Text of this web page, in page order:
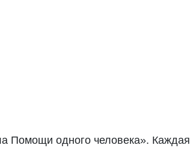
Помощи одного человека». Каждая